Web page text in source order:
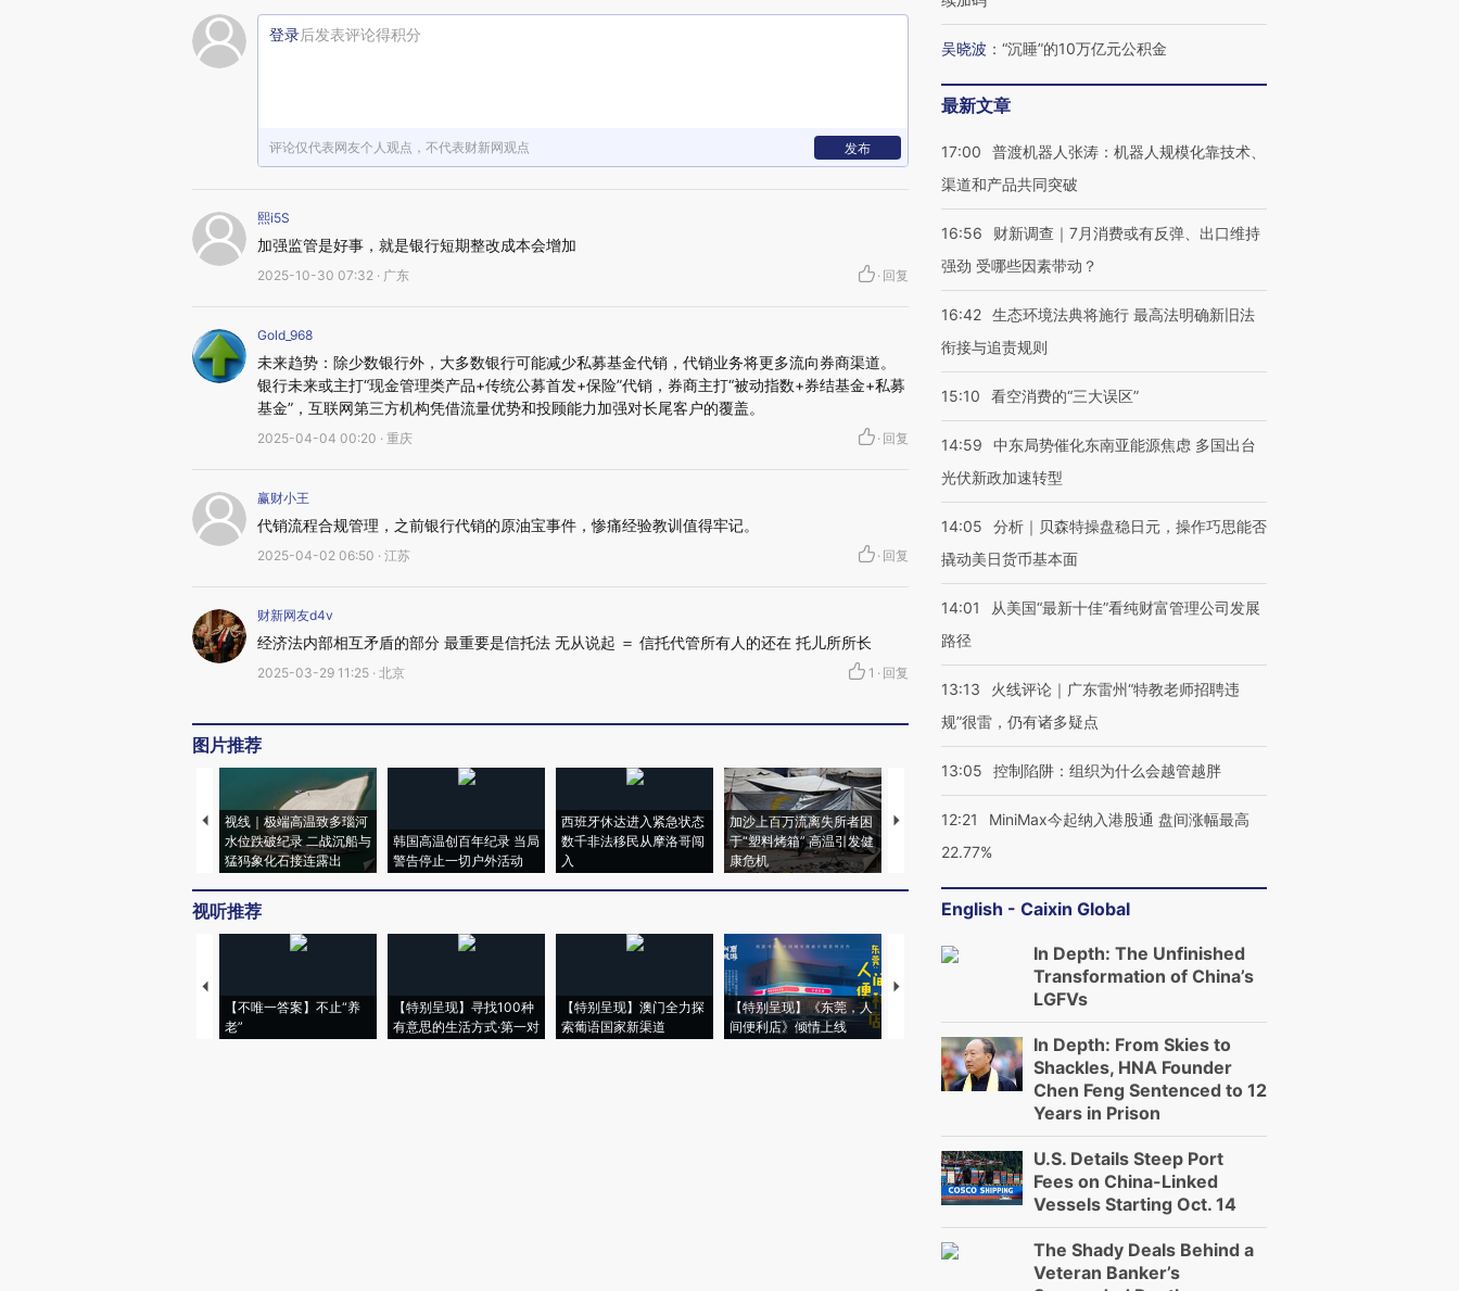
登录后发表评论得积分
评论仅代表网友个人观点，不代表财新网观点 发布
熙i5S
加强监管是好事，就是银行短期整改成本会增加
2025-10-30 07:32 · 广东 · 回复
Gold_968
未来趋势：除少数银行外，大多数银行可能减少私募基金代销，代销业务将更多流向券商渠道。
银行未来或主打“现金管理类产品+传统公募首发+保险”代销，券商主打“被动指数+券结基金+私募
基金”，互联网第三方机构凭借流量优势和投顾能力加强对长尾客户的覆盖。
2025-04-04 00:20 · 重庆 · 回复
赢财小王
代销流程合规管理，之前银行代销的原油宝事件，惨痛经验教训值得牢记。
2025-04-02 06:50 · 江苏 · 回复
财新网友d4v
经济法内部相互矛盾的部分 最重要是信托法 无从说起 ＝ 信托代管所有人的还在 托儿所所长
2025-03-29 11:25 · 北京 1 · 回复
图片推荐
视线｜极端高温致多瑙河
水位跌破纪录 二战沉船与
猛犸象化石接连露出
韩国高温创百年纪录 当局
警告停止一切户外活动
西班牙休达进入紧急状态
数千非法移民从摩洛哥闯
入
加沙上百万流离失所者困
于“塑料烤箱” 高温引发健
康危机
马航飞行员跨国走私7万
视线｜HYROX的吸金
视听推荐
【不唯一答案】不止“养
老”
【特别呈现】寻找100种
有意思的生活方式·第一对
【特别呈现】澳门全力探
索葡语国家新渠道
【特别呈现】《东莞，人
间便利店》倾情上线
【推广】走进第四届链博
会，让数智科技“链”接产
【特别呈现】寻找100种
有意思的生活方式·第三对
【商旅对话】华住集团
住三大增长引擎是什么？
吴晓波 ： “沉睡”的10万亿元公积金
最新文章
17:00
普渡机器人张涛：机器人规模化靠技术、
渠道和产品共同突破
16:56
财新调查｜7月消费或有反弹、出口维持
强劲 受哪些因素带动？
16:42 生态环境法典将施行 最高法明确新旧法
衔接与追责规则
15:10 看空消费的“三大误区”
14:59
中东局势催化东南亚能源焦虑 多国出台
光伏新政加速转型
14:05
分析｜贝森特操盘稳日元，操作巧思能否
撬动美日货币基本面
14:01
从美国“最新十佳”看纯财富管理公司发展
路径
13:13
火线评论｜广东雷州“特教老师招聘违
规”很雷，仍有诸多疑点
13:05 控制陷阱：组织为什么会越管越胖
12:21
MiniMax今起纳入港股通 盘间涨幅最高
22.77%
English - Caixin Global
In Depth: The Unfinished
Transformation of China’s
LGFVs
In Depth: From Skies to
Shackles, HNA Founder
Chen Feng Sentenced to 12
Years in Prison
U.S. Details Steep Port
Fees on China-Linked
Vessels Starting Oct. 14
The Shady Deals Behind a
Veteran Banker’s